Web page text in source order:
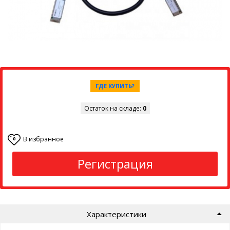
ГДЕ КУПИТЬ?
Остаток на складе: 0
0 В избранное
Регистрация
Характеристики